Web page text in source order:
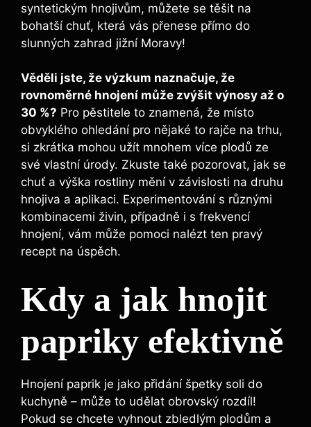
⁣syntetickým hnojivům, můžete‌ se​ těšit ⁤na
bohatší chuť,⁤ která vás přenese přímo‌ do
slunných ⁣zahrad jižní Moravy!
Věděli jste, že výzkum naznačuje, ⁣že
rovnoměrné ⁢hnojení ‍může zvýšit výnosy až o
30 %? Pro pěstitele ‍to znamená, že​ místo
obvyklého ⁢ohledání pro nějaké to‌ rajče na⁤ trhu,
‌si zkrátka mohou užít mnohem více plodů⁤ ze
své⁢ vlastní⁢ úrody. Zkuste také pozorovat, jak se
chuť a výška⁢ rostliny ⁢mění⁤ v závislosti na druhu
hnojiva‌ a aplikaci. Experimentování s různými
kombinacemi živin, případně i ‍s frekvencí⁤
hnojení, vám může pomoci nalézt ten pravý
recept⁣ na úspěch.
Kdy a jak hnojit
papriky efektivně
Hnojení paprik ​je jako⁢ přidání špetky​ soli⁢ do⁣
kuchyně – ​může to udělat obrovský⁢ rozdíl!
Pokud se chcete vyhnout zbledlým plodům a